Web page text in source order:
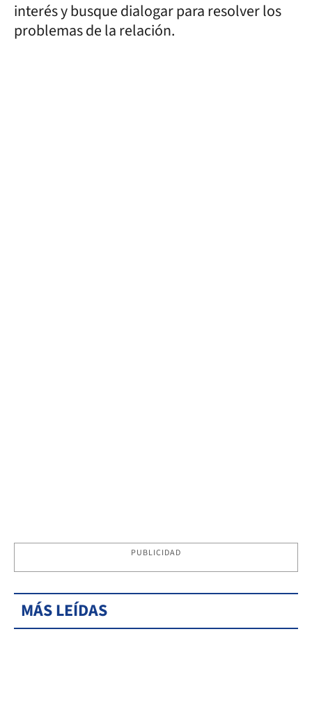
interés y busque dialogar para resolver los
problemas de la relación.
PUBLICIDAD
MÁS LEÍDAS